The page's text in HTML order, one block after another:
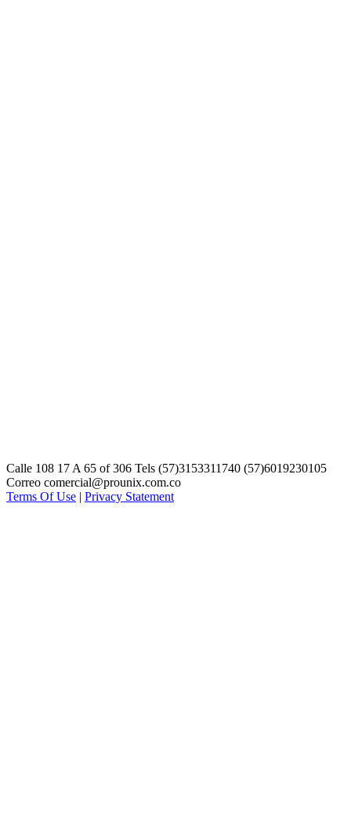
Calle 108 17 A 65 of 306 Tels (57)3153311740 (57)6019230105
Correo comercial@prounix.com.co
Terms Of Use | Privacy Statement